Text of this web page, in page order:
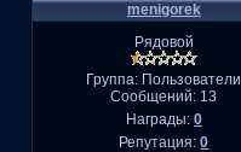
menigorek
Рядовой
Группа: Пользователи
Сообщений: 13
Награды: 0
Репутация:0